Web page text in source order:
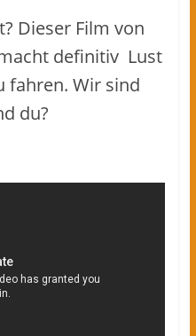
Dieser Film von
definitiv Lust
fahren. Wir sind
du?